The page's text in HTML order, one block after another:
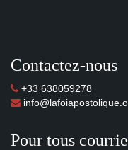
Contactez-nous
+33 638059278
Pour tous